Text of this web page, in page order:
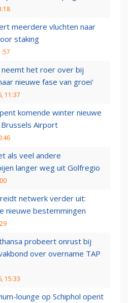
meerdere vluchten naar
staking
neemt het roer over bij
nieuwe fase van groei'
11:37
komende winter nieuwe
Airport
als veel andere
langer weg uit Golfregio
netwerk verder uit:
nieuwe bestemmingen
probeert onrust bij
over overname TAP
15:33
lounge op Schiphol opent